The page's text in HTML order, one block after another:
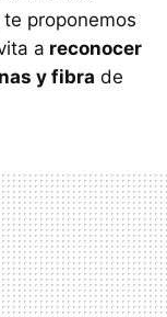
proponemos
a reconocer
y fibra de